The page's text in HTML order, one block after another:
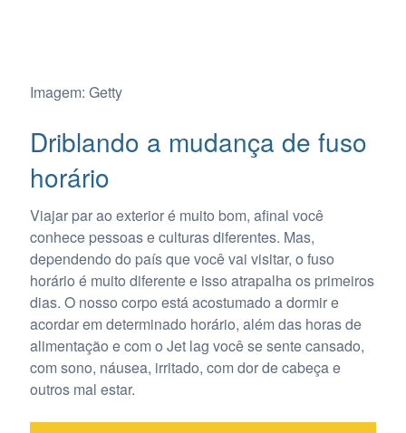
Imagem: Getty
Driblando a mudança de fuso
horário
Viajar par ao exterior é muito bom, afinal você
conhece pessoas e culturas diferentes. Mas,
dependendo do país que você vai visitar, o fuso
horário é muito diferente e isso atrapalha os primeiros
dias. O nosso corpo está acostumado a dormir e
acordar em determinado horário, além das horas de
alimentação e com o Jet lag você se sente cansado,
com sono, náusea, irritado, com dor de cabeça e
outros mal estar.